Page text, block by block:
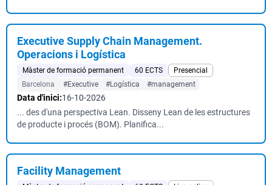
Executive Supply Chain Management.
Operacions i Logística
Màster de formació permanent 60 ECTS
Presencial
Barcelona
#Executive #Logística #management
Data d'inici:16-10-2026
... des d'una perspectiva Lean. Disseny Lean de les estructures
de producte i procés (BOM). Planifica...
Facility Management